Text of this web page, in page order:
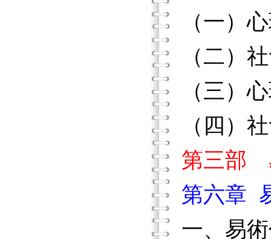
（一）
（二）
（三）
（四）
第三部
第六章
一、易